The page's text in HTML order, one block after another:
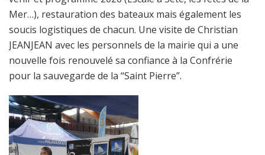
Mer…), restauration des bateaux mais également les
soucis logistiques de chacun. Une visite de Christian
JEANJEAN avec les personnels de la mairie qui a une
nouvelle fois renouvelé sa confiance à la Confrérie
pour la sauvegarde de la “Saint Pierre”.